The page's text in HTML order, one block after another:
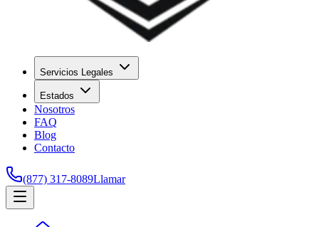
Servicios Legales
Estados
Nosotros
FAQ
Blog
Contacto
(877) 317-8089Llamar